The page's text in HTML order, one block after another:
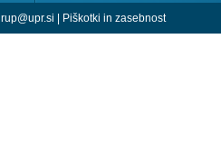
rup@upr.si | Piškotki in zasebnost